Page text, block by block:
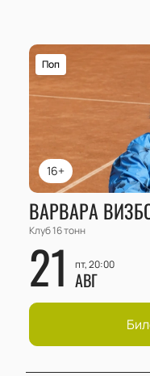
16+
Поп
ВАРВАРА
Клуб 16 тонн
21 пт, 20:00
АВГ